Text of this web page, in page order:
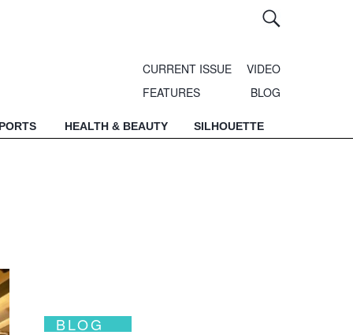
CURRENT ISSUE
VIDEO
FEATURES
BLOG
HEALTH & BEAUTY SILHOUETTE
BLOG